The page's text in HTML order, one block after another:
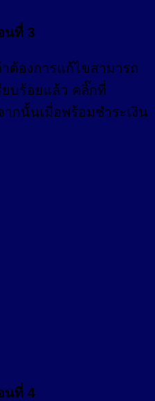
นที่ 3
ต้องการแก้ไขสามารถ
บร้อยแล้ว คลิ๊กที่
กนั้นเมื่อพร้อมชำระเงิน
นที่ 4